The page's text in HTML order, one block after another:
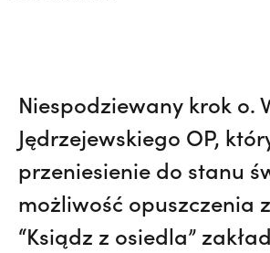
Niespodziewany krok o.
Jędrzejewskiego OP,
przeniesienie do stanu
możliwość opuszczenia
“Ksiądz z osiedla”